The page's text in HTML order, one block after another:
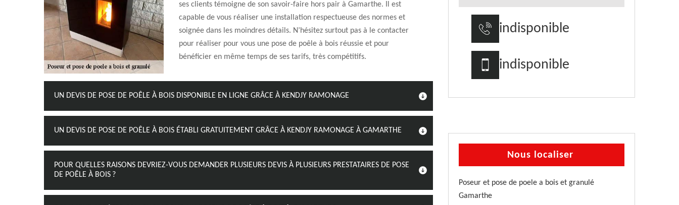
ses clients témoigne de son savoir-faire hors pair à Gamarthe. Il est
capable de vous réaliser une installation respectueuse des normes et
soignée dans les moindres détails. N’hésitez surtout pas à le contacter
pour réaliser pour vous une pose de poêle à bois réussie et pour
bénéficier en même temps de ses tarifs, très compétitifs.
UN DEVIS DE POSE DE POÊLE À BOIS DISPONIBLE EN LIGNE GRÂCE À KENDJY RAMONAGE
UN DEVIS DE POSE DE POÊLE À BOIS ÉTABLI GRATUITEMENT GRÂCE À KENDJY RAMONAGE À GAMARTHE
POUR QUELLES RAISONS DEVRIEZ-VOUS DEMANDER PLUSIEURS DEVIS À PLUSIEURS PRESTATAIRES DE POSE
DE POÊLE À BOIS ?
indisponible
indisponible
Nous localiser
Poseur et pose de poele a bois et granulé
Gamarthe